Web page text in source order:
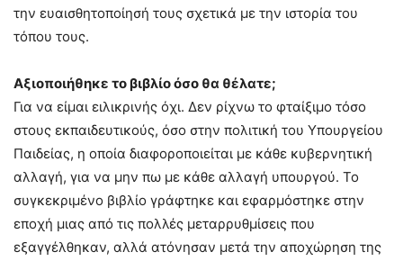
την ευαισθητοποίησή τους σχετικά με την ιστορία του
τόπου τους.
Αξιοποιήθηκε το βιβλίο όσο θα θέλατε;
Για να είμαι ειλικρινής όχι. Δεν ρίχνω το φταίξιμο τόσο
στους εκπαιδευτικούς, όσο στην πολιτική του Υπουργείου
Παιδείας, η οποία διαφοροποιείται με κάθε κυβερνητική
αλλαγή, για να μην πω με κάθε αλλαγή υπουργού. Το
συγκεκριμένο βιβλίο γράφτηκε και εφαρμόστηκε στην
εποχή μιας από τις πολλές μεταρρυθμίσεις που
εξαγγέλθηκαν, αλλά ατόνησαν μετά την αποχώρηση της